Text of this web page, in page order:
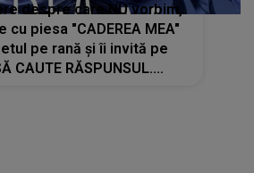
despre care NU vorbim,
cu piesa "CADEREA MEA"
pe rană și îi invită pe
CAUTE RĂSPUNSUL.